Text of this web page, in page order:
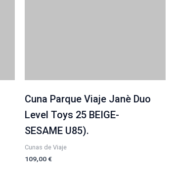
Cuna Parque Viaje Janè Duo
Level Toys 25 BEIGE-
SESAME U85).
Cunas de Viaje
109,00 €